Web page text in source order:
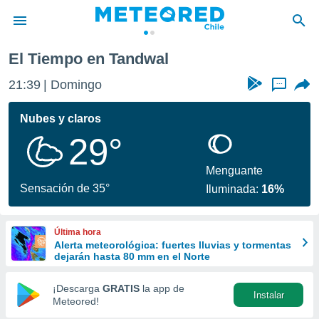
de
por
se
calidad.
a este
las
y
forma
digital
basada
El Tiempo en Tandwal
21:39 Domingo ...
Nubes y claros
29°
Sensación de 35°
Menguante
Iluminada: 16%
Última hora
Alerta meteorológica: fuertes lluvias y tormentas
dejarán hasta 80 mm en el Norte
¡Descarga GRATIS la app de
Meteored!
Instalar